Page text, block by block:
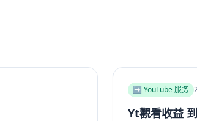
➡️ YouTube 服务
Yt觀看收益